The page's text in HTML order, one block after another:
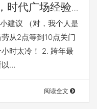
时代广场经验
建议 （对，我个人是
从2点等到10点关门
时太冷！ 2. 跨年最
以…
阅读全文